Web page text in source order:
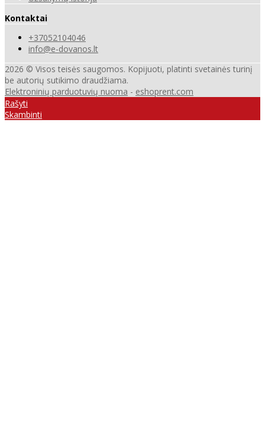
Kontaktai
+37052104046
info@e-dovanos.lt
2026 © Visos teisės saugomos. Kopijuoti, platinti svetainės turinį
be autorių sutikimo draudžiama.
Elektroninių parduotuvių nuoma - eshoprent.com
Rašyti
Skambinti